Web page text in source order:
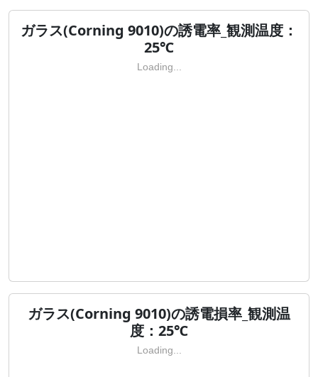
ガラス(Corning 9010)の誘電率_観測温度：
25℃
Loading...
ガラス(Corning 9010)の誘電損率_観測温
度：25℃
Loading...